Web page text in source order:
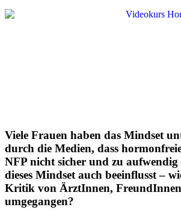
Viele Frauen haben das Mindset
durch die Medien, dass
NFP nicht sicher und zu
dieses Mindset auch beeinflusst –
Kritik von ÄrztInnen,
umgegangen?